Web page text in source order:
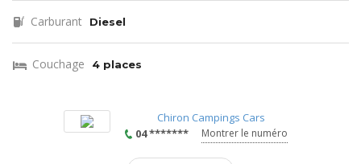
Carburant Diesel
Couchage 4 places
Chiron Campings Cars
04 *******
Montrer le numéro